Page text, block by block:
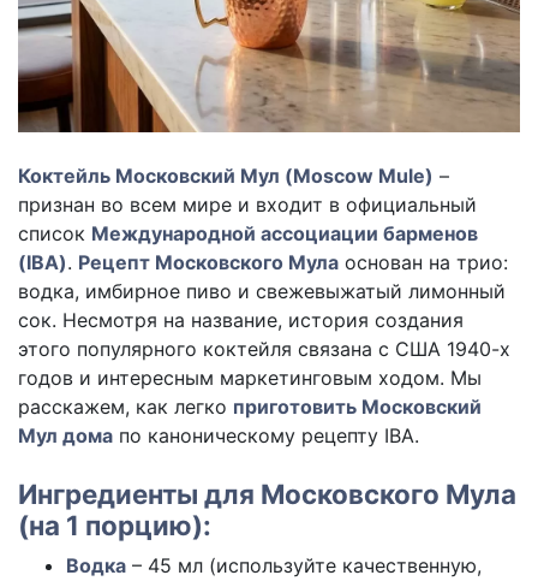
Коктейль Московский Мул (Moscow Mule) –
признан во всем мире и входит в официальный
список Международной ассоциации барменов
(IBA). Рецепт Московского Мула основан на трио:
водка, имбирное пиво и свежевыжатый лимонный
сок. Несмотря на название, история создания
этого популярного коктейля связана с США 1940-х
годов и интересным маркетинговым ходом. Мы
расскажем, как легко приготовить Московский
Мул дома по каноническому рецепту IBA.
Ингредиенты для Московского Мула
(на 1 порцию):
Водка – 45 мл (используйте качественную,